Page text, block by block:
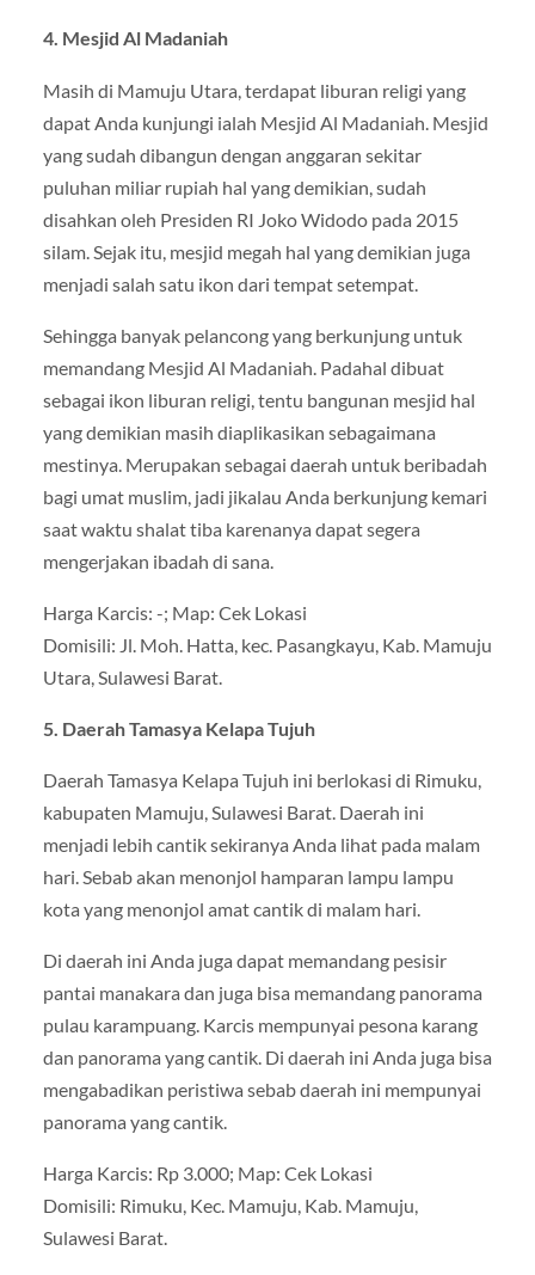
4. Mesjid Al Madaniah
Masih di Mamuju Utara, terdapat liburan religi yang
dapat Anda kunjungi ialah Mesjid Al Madaniah. Mesjid
yang sudah dibangun dengan anggaran sekitar
puluhan miliar rupiah hal yang demikian, sudah
disahkan oleh Presiden RI Joko Widodo pada 2015
silam. Sejak itu, mesjid megah hal yang demikian juga
menjadi salah satu ikon dari tempat setempat.
Sehingga banyak pelancong yang berkunjung untuk
memandang Mesjid Al Madaniah. Padahal dibuat
sebagai ikon liburan religi, tentu bangunan mesjid hal
yang demikian masih diaplikasikan sebagaimana
mestinya. Merupakan sebagai daerah untuk beribadah
bagi umat muslim, jadi jikalau Anda berkunjung kemari
saat waktu shalat tiba karenanya dapat segera
mengerjakan ibadah di sana.
Harga Karcis: -; Map: Cek Lokasi
Domisili: Jl. Moh. Hatta, kec. Pasangkayu, Kab. Mamuju
Utara, Sulawesi Barat.
5. Daerah Tamasya Kelapa Tujuh
Daerah Tamasya Kelapa Tujuh ini berlokasi di Rimuku,
kabupaten Mamuju, Sulawesi Barat. Daerah ini
menjadi lebih cantik sekiranya Anda lihat pada malam
hari. Sebab akan menonjol hamparan lampu lampu
kota yang menonjol amat cantik di malam hari.
Di daerah ini Anda juga dapat memandang pesisir
pantai manakara dan juga bisa memandang panorama
pulau karampuang. Karcis mempunyai pesona karang
dan panorama yang cantik. Di daerah ini Anda juga bisa
mengabadikan peristiwa sebab daerah ini mempunyai
panorama yang cantik.
Harga Karcis: Rp 3.000; Map: Cek Lokasi
Domisili: Rimuku, Kec. Mamuju, Kab. Mamuju,
Sulawesi Barat.